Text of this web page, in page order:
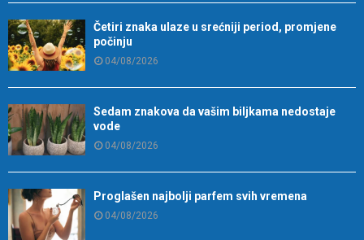
Četiri znaka ulaze u srećniji period, promjene
počinju
04/08/2026
Sedam znakova da vašim biljkama nedostaje
vode
04/08/2026
Proglašen najbolji parfem svih vremena
04/08/2026